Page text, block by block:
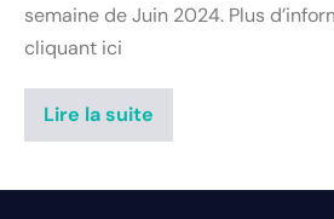
semaine de Juin 2024. Plus
cliquant ici
Lire la suite